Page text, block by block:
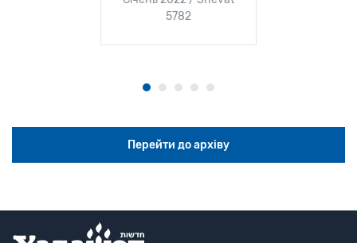
5782
Перейти до архіву